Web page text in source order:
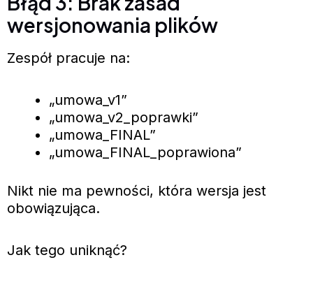
wersjonowania plików
Zespół pracuje na:
„umowa_v1”
„umowa_v2_poprawki”
„umowa_FINAL”
„umowa_FINAL_poprawiona”
Nikt nie ma pewności, która wersja jest
obowiązująca.
Jak tego uniknąć?